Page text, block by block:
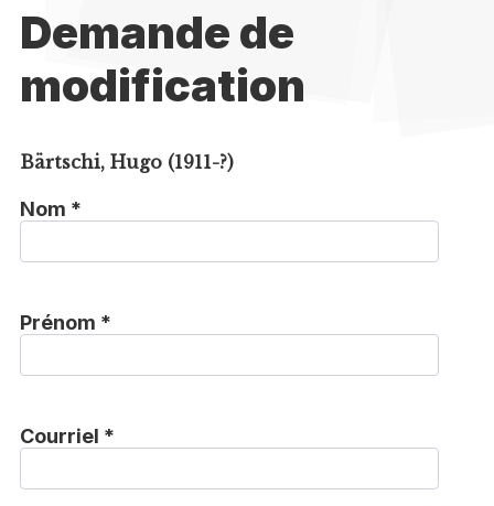
Demande de
modification
Bärtschi, Hugo (1911-?)
Nom *
Prénom *
Courriel *